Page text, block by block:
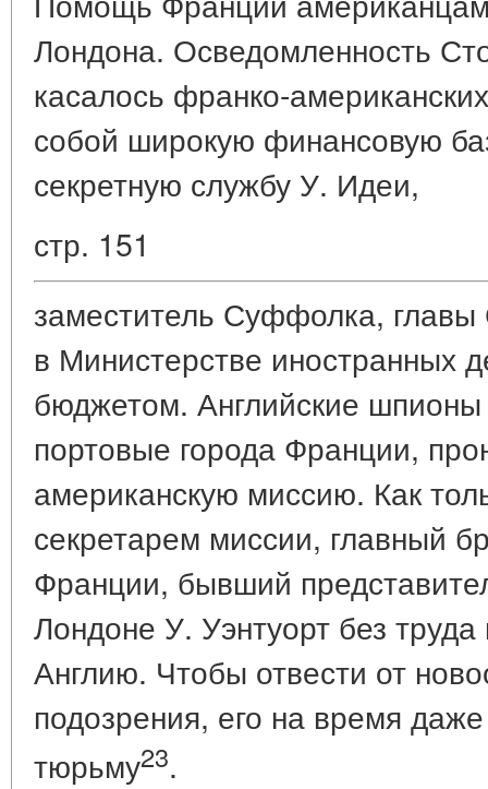
Лондона. Осведомленность
касалось франко-
собой широкую финансовую
секретную службу У. Идеи,
стр. 151
заместитель Суффолка,
в Министерстве иностранных
бюджетом. Английские
портовые города Франции,
американскую миссию. Как
секретарем миссии, главный
Франции, бывший
Лондоне У. Уэнтуорт без труда
Англию. Чтобы отвести от
подозрения, его на время
тюрьму23.